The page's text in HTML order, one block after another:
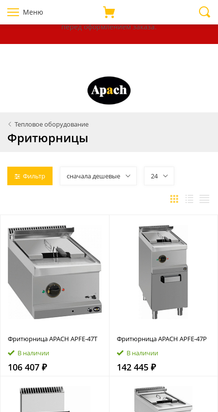
Уважаемые покупатели!
В связи с нестабильностью курсов
валют, убедительно просим уточнять цены на товары
перед оформлениемзаказа.
Меню
Тепловое оборудование
Фритюрницы
Фильтр сначала дешевые 24
Фритюрница APACH APFE‑47T
В наличии
106 407 ₽
Фритюрница APACH APFE‑47P
В наличии
142 445 ₽